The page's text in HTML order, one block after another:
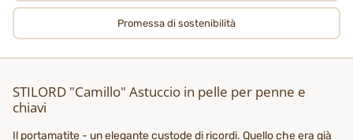
Promessa di sostenibilità
STILORD "Camillo" Astuccio in pelle per penne e
chiavi
Il portamatite - un elegante custode di ricordi. Quello che era già